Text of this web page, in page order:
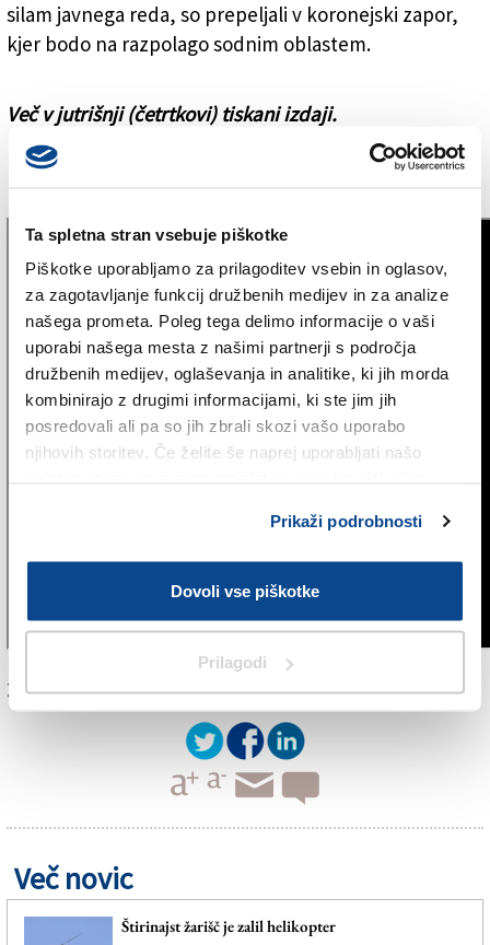
Ta spletna stran vsebuje piškotke
Piškotke uporabljamo za prilagoditev vsebin in oglasov,
za zagotavljanje funkcij družbenih medijev in za analize
našega prometa. Poleg tega delimo informacije o vaši
uporabi našega mesta z našimi partnerji s področja
družbenih medijev, oglaševanja in analitike, ki jih morda
kombinirajo z drugimi informacijami, ki ste jim jih
posredovali ali pa so jih zbrali skozi vašo uporabo
njihovih storitev. Če želite še naprej uporabljati našo
Prikaži podrobnosti
Dovoli vse piškotke
Prilagodi
silam javnega reda, so prepeljali v koronejski zapor,
kjer bodo na razpolago sodnim oblastem.
Več v jutrišnji (četrtkovi) tiskani izdaji.
Za branje in pisanje komentarjevje potrebna prijava
Več novic
Štirinajst žarišč je zalil helikopter